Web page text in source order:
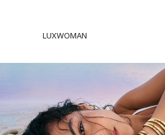
LUXWOMAN